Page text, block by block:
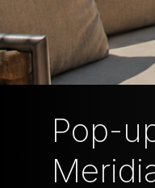
Pop-